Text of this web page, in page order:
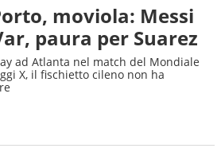
moviola: Messi
paura per Suarez
ad Atlanta nel match del Mondiale
X, il fischietto cileno non ha